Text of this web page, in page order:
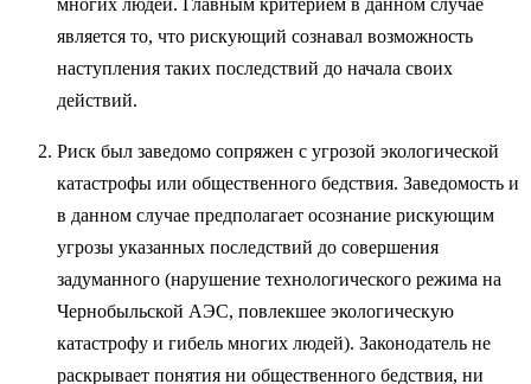
является то, что рискующий соз­навал возможность
наступления таких последствий до начала своих
действий.
Риск был заведомо сопряжен с угрозой экологической
катастрофы или общественного бедствия. Заведомость и
в данном случае предпола­гает осознание рискующим
угрозы указанных последствий до соверше­ния
задуманного (нарушение технологического режима на
Чернобыль­ской АЭС, повлекшее экологическую
катастрофу и гибель многих лю­дей). Законодатель не
раскрывает понятия ни общественного бедствия, ни